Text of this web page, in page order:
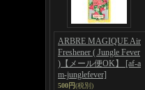
ARBRE MAGIQUE Air
Freshener ( Jungle Fever
)【メール便OK】 [af-a
m-junglefever]
500円(税別)